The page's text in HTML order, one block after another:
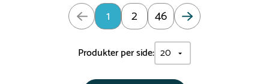
Opdateret: Side 1 af 46 1 2 46
Produkter per side: